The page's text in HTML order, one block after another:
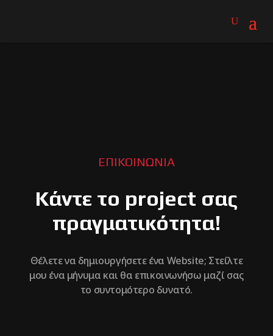
ΕΠΙΚΟΙΝΩΝΙΑ
Κάντε το project σας
πραγματικότητα!
Θέλετε να δημιουργήσετε ένα Website; Στείλτε
μου ένα μήνυμα και θα επικοινωνήσω μαζί σας
το συντομότερο δυνατό.